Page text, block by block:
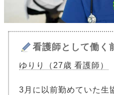
看護師として働く
ゆりり（27歳 看護師）
3月に以前勤めていた生